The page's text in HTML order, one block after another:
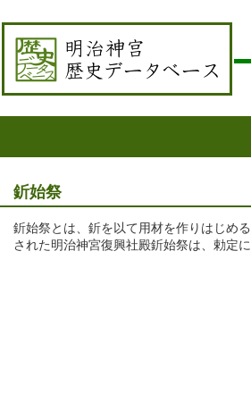
釿始祭
釿始祭とは、釿を以て用材を作りはじめ
された明治神宮復興社殿釿始祭は、勅定